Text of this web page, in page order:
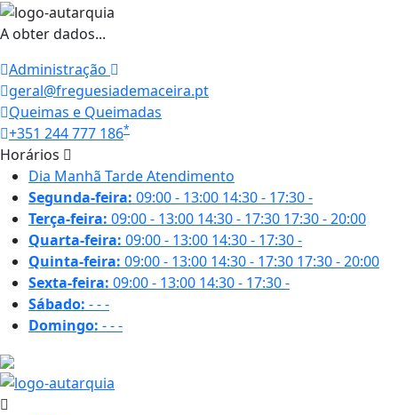
A obter dados...
Administração
geral@freguesiademaceira.pt
Queimas e Queimadas
+351 244 777 186*
Horários
Dia Manhã TardeAtendimento
Segunda-feira: 09:00 - 13:00 14:30 - 17:30-
Terça-feira: 09:00 - 13:00 14:30 - 17:30 17:30 - 20:00
Quarta-feira: 09:00 - 13:00 14:30 - 17:30-
Quinta-feira: 09:00 - 13:00 14:30 - 17:30 17:30 - 20:00
Sexta-feira: 09:00 - 13:00 14:30 - 17:30-
Sábado: ---
Domingo: ---